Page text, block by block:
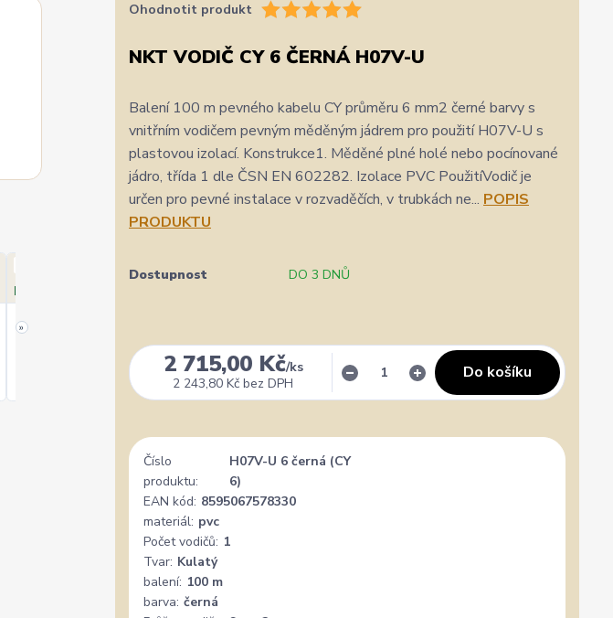
Přidáno 4. srpna ·Heureka.cz
Doporučuje obchod
ceny
Široký výběr, milý a vstřícný personál. Mohu
jedině doporučit.
»
Ohodnotit produkt
NKT VODIČ CY 6 ČERNÁ H07V-U
Balení 100 m pevného kabelu CY průměru 6 mm2 černé barvy s
vnitřním vodičem pevným měděným jádrem pro použití H07V-U s
plastovou izolací. Konstrukce1. Měděné plné holé nebo pocínované
jádro, třída 1 dle ČSN EN 602282. Izolace PVC PoužitíVodič je
určen pro pevné instalace v rozvaděčích, v trubkách ne... POPIS
PRODUKTU
Dostupnost DO 3 DNŮ
2 715,00 Kč/ks
2 243,80 Kč bez DPH
Do košíku
Číslo
produktu:
H07V-U 6 černá (CY
6)
EAN kód: 8595067578330
materiál: pvc
Počet vodičů: 1
Tvar: Kulatý
balení: 100 m
barva: černá